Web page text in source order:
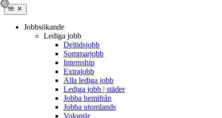
Jobbsökande
Lediga jobb
Deltidsjobb
Sommarjobb
Internship
Extrajobb
Alla lediga jobb
Lediga jobb | städer
Jobba hemifrån
Jobba utomlands
Volontär